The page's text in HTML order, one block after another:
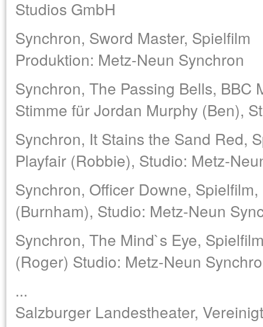
Studios GmbH
Synchron, Sword Master, Spielfilm
Produktion: Metz-Neun Synchron
Synchron, The Passing Bells, BBC
Stimme für Jordan Murphy (Ben),
Synchron, It Stains the Sand Red,
Playfair (Robbie), Studio: Metz-
Synchron, Officer Downe,
(Burnham), Studio: Metz-Neun
Synchron, The Mind`s Eye,
(Roger) Studio: Metz-Neun
...
Salzburger Landestheater,